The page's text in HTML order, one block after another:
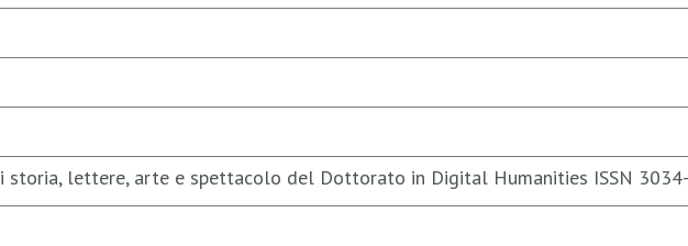
storia, lettere, arte e spettacolo del Dottorato in Digital Humanities ISSN